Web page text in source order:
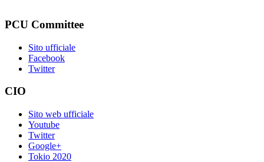
PCU Committee
Sito ufficiale
Facebook
Twitter
CIO
Sito web ufficiale
Youtube
Twitter
Google+
Tokio 2020